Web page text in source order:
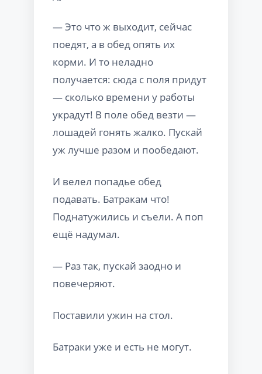
— Это что ж выходит, сейчас
поедят, а в обед опять их
корми. И то неладно
получается: сюда с поля придут
— сколько времени у работы
украдут! В поле обед везти —
лошадей гонять жалко. Пускай
уж лучше разом и пообедают.
И велел попадье обед
подавать. Батракам что!
Поднатужились и съели. А поп
ещё надумал.
— Раз так, пускай заодно и
повечеряют.
Поставили ужин на стол.
Батраки уже и есть не могут.